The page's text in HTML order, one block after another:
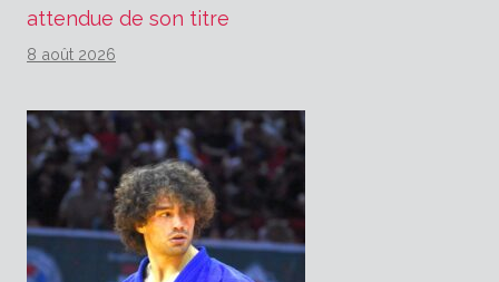
attendue de son titre
8 août 2026